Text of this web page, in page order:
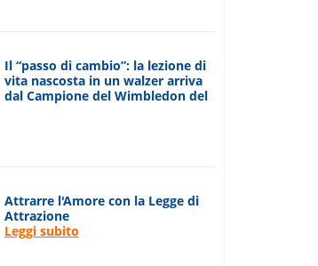
Il “passo di cambio”: la lezione di
vita nascosta in un walzer arriva
dal Campione del Wimbledon del
Attrarre l'Amore con la Legge di
Attrazione
Leggi subito